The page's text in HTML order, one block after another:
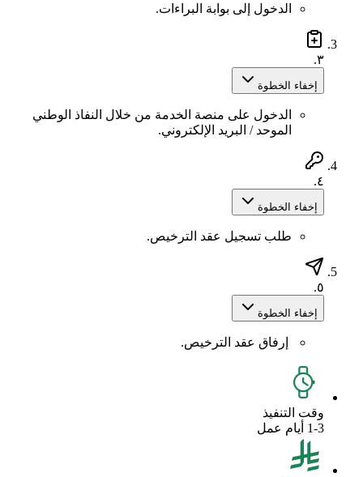
الدخول إلى بوابة البراءات.
٣.
إخفاء الخطوة
الدخول على منصة الخدمة من خلال النفاذ الوطني
الموحد / البريد الإلكتروني.
٤.
إخفاء الخطوة
طلب تسجيل عقد الترخيص.
٥.
إخفاء الخطوة
إرفاق عقد الترخيص.
وقت التنفيذ
1-3 أيام عمل